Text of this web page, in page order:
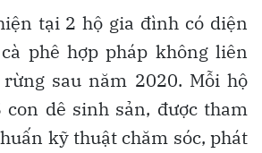
tại 2 hộ gia đình có diện
phê hợp pháp không liên
sau năm 2020. Mỗi hộ
con dê sinh sản, được tham
kỹ thuật chăm sóc, phát